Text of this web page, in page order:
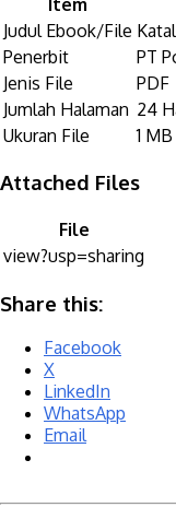
Judul Ebook/File
Penerbit
PT
Jenis File
PDF
Jumlah Halaman 24
Ukuran File
1 MB
Attached Files
File
view?usp=sharing
Share this:
Facebook
X
LinkedIn
WhatsApp
Email